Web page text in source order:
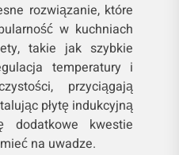
rozwiązanie, które
w kuchniach
takie jak szybkie
temperatury i
przyciągają
płytę indukcyjną
dodatkowe kwestie
na uwadze.